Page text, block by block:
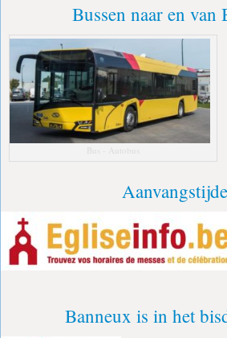
Bussen naar en van
Bus - Autobus
Banneux is in het